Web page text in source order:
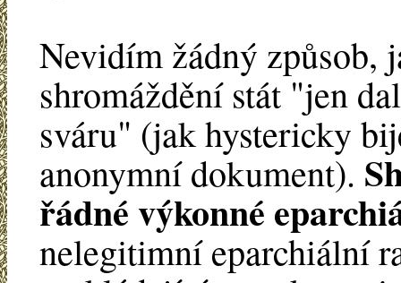
Nevidím žádný způsob,
shromáždění stát "jen
sváru" (jak hystericky
anonymní dokument).
řádné výkonné
nelegitimní eparchiální